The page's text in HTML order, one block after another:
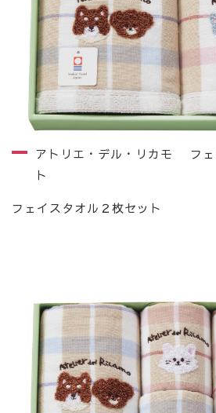
アトリエ・デル・リカモ フェ
ト
フェイスタオル２枚セット